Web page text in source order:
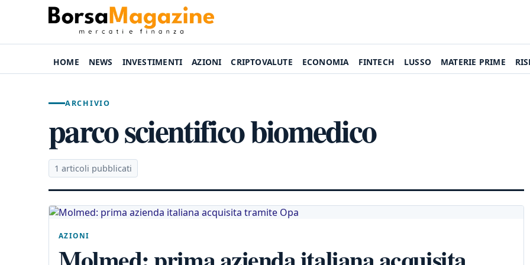
HOME NEWS INVESTIMENTI AZIONI CRIPTOVALUTE ECONOMIA FINTECH LUSSO MATERIE PRIME
ARCHIVIO
parco scientifico biomedico
1 articoli pubblicati
AZIONI